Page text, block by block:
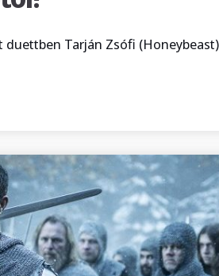
Tarján Zsófi
és a tom-tom-tól!”